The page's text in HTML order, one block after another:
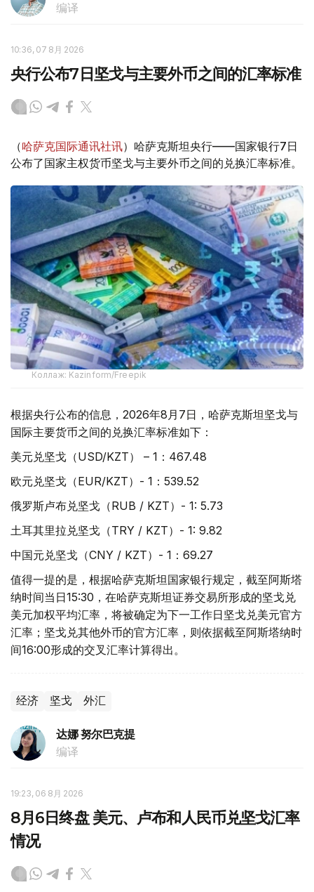
编译
10:36, 07 8月 2026
央行公布7日坚戈与主要外币之间的汇率标准
（哈萨克国际通讯社讯）哈萨克斯坦央行——国家银行7日
公布了国家主权货币坚戈与主要外币之间的兑换汇率标准。
Коллаж: Kazinform/Freepik
根据央行公布的信息，2026年8月7日，哈萨克斯坦坚戈与
国际主要货币之间的兑换汇率标准如下：
美元兑坚戈（USD/KZT） – 1：467.48
欧元兑坚戈（EUR/KZT）- 1：539.52
俄罗斯卢布兑坚戈（RUB / KZT）- 1: 5.73
土耳其里拉兑坚戈（TRY / KZT）- 1: 9.82
中国元兑坚戈（CNY / KZT）- 1：69.27
值得一提的是，根据哈萨克斯坦国家银行规定，截至阿斯塔
纳时间当日15:30，在哈萨克斯坦证券交易所形成的坚戈兑
美元加权平均汇率，将被确定为下一工作日坚戈兑美元官方
汇率；坚戈兑其他外币的官方汇率，则依据截至阿斯塔纳时
间16:00形成的交叉汇率计算得出。
经济 坚戈 外汇
达娜 努尔巴克提
编译
19:23, 06 8月 2026
8月6日终盘 美元、卢布和人民币兑坚戈汇率
情况